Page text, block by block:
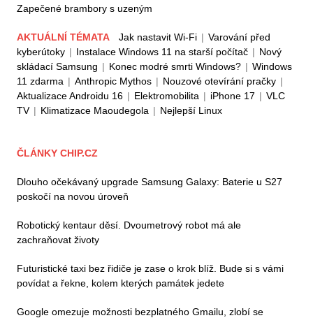
Zapečené brambory s uzeným
AKTUÁLNÍ TÉMATA Jak nastavit Wi-Fi | Varování před
kyberútoky | Instalace Windows 11 na starší počítač | Nový
skládací Samsung | Konec modré smrti Windows? | Windows
11 zdarma | Anthropic Mythos | Nouzové otevírání pračky |
Aktualizace Androidu 16 | Elektromobilita | iPhone 17 | VLC
TV | Klimatizace Maoudegola | Nejlepší Linux
ČLÁNKY CHIP.CZ
Dlouho očekávaný upgrade Samsung Galaxy: Baterie u S27
poskočí na novou úroveň
Robotický kentaur děsí. Dvoumetrový robot má ale
zachraňovat životy
Futuristické taxi bez řidiče je zase o krok blíž. Bude si s vámi
povídat a řekne, kolem kterých památek jedete
Google omezuje možnosti bezplatného Gmailu, zlobí se